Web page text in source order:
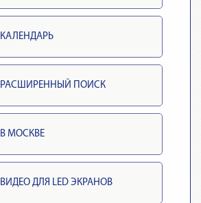
КАЛЕНДАРЬ
РАСШИРЕННЫЙ ПОИСК
В МОСКВЕ
ВИДЕО ДЛЯ LED ЭКРАНОВ